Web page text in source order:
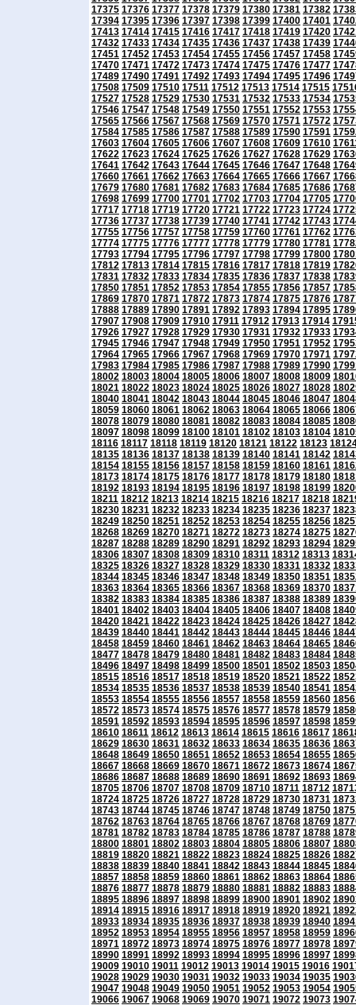
17375 17376 17377 17378 17379 17380 17381 17382
17394 17395 17396 17397 17398 17399 17400 17401
17413 17414 17415 17416 17417 17418 17419 17420
17432 17433 17434 17435 17436 17437 17438 17439
17451 17452 17453 17454 17455 17456 17457 17458
17470 17471 17472 17473 17474 17475 17476 17477
17489 17490 17491 17492 17493 17494 17495 17496
17508 17509 17510 17511 17512 17513 17514 17515
17527 17528 17529 17530 17531 17532 17533 17534
17546 17547 17548 17549 17550 17551 17552 17553
17565 17566 17567 17568 17569 17570 17571 17572
17584 17585 17586 17587 17588 17589 17590 17591
17603 17604 17605 17606 17607 17608 17609 17610
17622 17623 17624 17625 17626 17627 17628 17629
17641 17642 17643 17644 17645 17646 17647 17648
17660 17661 17662 17663 17664 17665 17666 17667
17679 17680 17681 17682 17683 17684 17685 17686
17698 17699 17700 17701 17702 17703 17704 17705
17717 17718 17719 17720 17721 17722 17723 17724
17736 17737 17738 17739 17740 17741 17742 17743
17755 17756 17757 17758 17759 17760 17761 17762
17774 17775 17776 17777 17778 17779 17780 17781
17793 17794 17795 17796 17797 17798 17799 17800
17812 17813 17814 17815 17816 17817 17818 17819
17831 17832 17833 17834 17835 17836 17837 17838
17850 17851 17852 17853 17854 17855 17856 17857
17869 17870 17871 17872 17873 17874 17875 17876
17888 17889 17890 17891 17892 17893 17894 17895
17907 17908 17909 17910 17911 17912 17913 17914
17926 17927 17928 17929 17930 17931 17932 17933
17945 17946 17947 17948 17949 17950 17951 17952
17964 17965 17966 17967 17968 17969 17970 17971
17983 17984 17985 17986 17987 17988 17989 17990
18002 18003 18004 18005 18006 18007 18008 18009
18021 18022 18023 18024 18025 18026 18027 18028
18040 18041 18042 18043 18044 18045 18046 18047
18059 18060 18061 18062 18063 18064 18065 18066
18078 18079 18080 18081 18082 18083 18084 18085
18097 18098 18099 18100 18101 18102 18103 18104
18116 18117 18118 18119 18120 18121 18122 18123
18135 18136 18137 18138 18139 18140 18141 18142
18154 18155 18156 18157 18158 18159 18160 18161
18173 18174 18175 18176 18177 18178 18179 18180
18192 18193 18194 18195 18196 18197 18198 18199
18211 18212 18213 18214 18215 18216 18217 18218
18230 18231 18232 18233 18234 18235 18236 18237
18249 18250 18251 18252 18253 18254 18255 18256
18268 18269 18270 18271 18272 18273 18274 18275
18287 18288 18289 18290 18291 18292 18293 18294
18306 18307 18308 18309 18310 18311 18312 18313
18325 18326 18327 18328 18329 18330 18331 18332
18344 18345 18346 18347 18348 18349 18350 18351
18363 18364 18365 18366 18367 18368 18369 18370
18382 18383 18384 18385 18386 18387 18388 18389
18401 18402 18403 18404 18405 18406 18407 18408
18420 18421 18422 18423 18424 18425 18426 18427
18439 18440 18441 18442 18443 18444 18445 18446
18458 18459 18460 18461 18462 18463 18464 18465
18477 18478 18479 18480 18481 18482 18483 18484
18496 18497 18498 18499 18500 18501 18502 18503
18515 18516 18517 18518 18519 18520 18521 18522
18534 18535 18536 18537 18538 18539 18540 18541
18553 18554 18555 18556 18557 18558 18559 18560
18572 18573 18574 18575 18576 18577 18578 18579
18591 18592 18593 18594 18595 18596 18597 18598
18610 18611 18612 18613 18614 18615 18616 18617
18629 18630 18631 18632 18633 18634 18635 18636
18648 18649 18650 18651 18652 18653 18654 18655
18667 18668 18669 18670 18671 18672 18673 18674
18686 18687 18688 18689 18690 18691 18692 18693
18705 18706 18707 18708 18709 18710 18711 18712
18724 18725 18726 18727 18728 18729 18730 18731
18743 18744 18745 18746 18747 18748 18749 18750
18762 18763 18764 18765 18766 18767 18768 18769
18781 18782 18783 18784 18785 18786 18787 18788
18800 18801 18802 18803 18804 18805 18806 18807
18819 18820 18821 18822 18823 18824 18825 18826
18838 18839 18840 18841 18842 18843 18844 18845
18857 18858 18859 18860 18861 18862 18863 18864
18876 18877 18878 18879 18880 18881 18882 18883
18895 18896 18897 18898 18899 18900 18901 18902
18914 18915 18916 18917 18918 18919 18920 18921
18933 18934 18935 18936 18937 18938 18939 18940
18952 18953 18954 18955 18956 18957 18958 18959
18971 18972 18973 18974 18975 18976 18977 18978
18990 18991 18992 18993 18994 18995 18996 18997
19009 19010 19011 19012 19013 19014 19015 19016
19028 19029 19030 19031 19032 19033 19034 19035
19047 19048 19049 19050 19051 19052 19053 19054
19066 19067 19068 19069 19070 19071 19072 19073